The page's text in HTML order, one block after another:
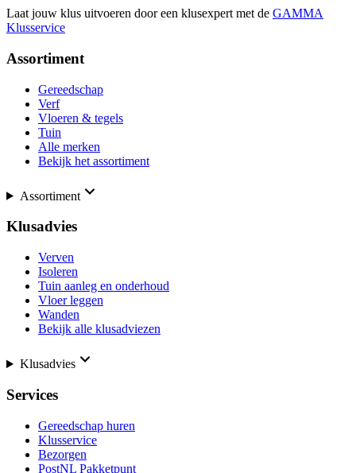
Laat jouw klus uitvoeren door een klusexpert met de GAMMA
Klusservice
Assortiment
Gereedschap
Verf
Vloeren & tegels
Tuin
Alle merken
Bekijk het assortiment
Assortiment
Klusadvies
Verven
Isoleren
Tuin aanleg en onderhoud
Vloer leggen
Wanden
Bekijk alle klusadviezen
Klusadvies
Services
Gereedschap huren
Klusservice
Bezorgen
PostNL Pakketpunt